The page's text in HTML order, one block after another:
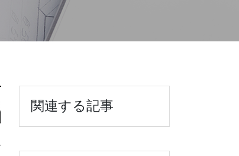
関連する記事